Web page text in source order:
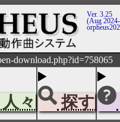
Ver. 3.25
(Aug
download.php?id=758065
人々 探す